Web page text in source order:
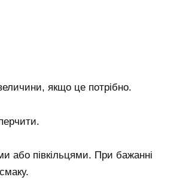
якщо це потрібно.
або півкільцями. При бажанні